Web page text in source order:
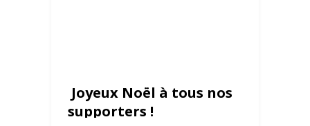
Joyeux Noël à tous nos
supporters !